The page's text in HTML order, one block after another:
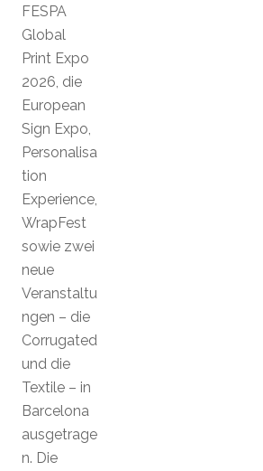
FESPA
Global
Print Expo
2026, die
European
Sign Expo,
Personalisa
tion
Experience,
WrapFest
sowie zwei
neue
Veranstaltu
ngen – die
Corrugated
und die
Textile – in
Barcelona
ausgetrage
n. Die